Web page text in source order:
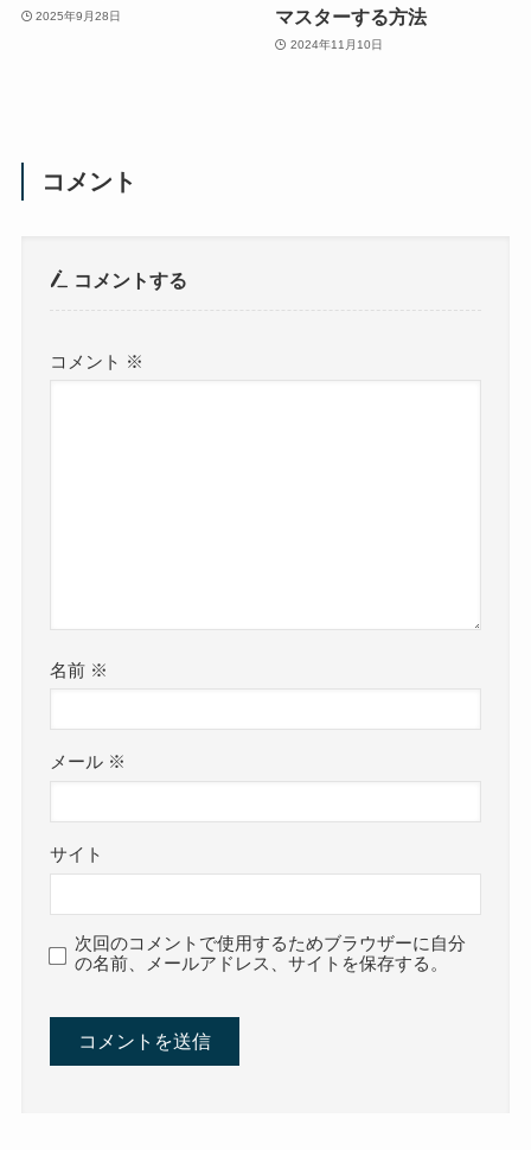
2025年9月28日
マスターする方法
2024年11月10日
コメント
コメントする
コメント ※
名前 ※
メール ※
サイト
次回のコメントで使用するためブラウザーに自分
の名前、メールアドレス、サイトを保存する。